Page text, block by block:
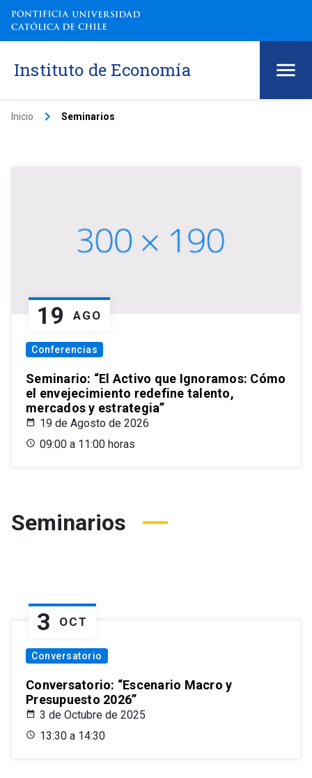
Instituto de Economía
Inicio keyboard_arrow_right Seminarios
19 AGO
Conferencias
Seminario: “El Activo que Ignoramos: Cómo
el envejecimiento redefine talento,
mercados y estrategia”
19 de Agosto de 2026
09:00 a 11:00 horas
Seminarios
3 OCT
Conversatorio
Conversatorio: “Escenario Macro y
Presupuesto 2026”
3 de Octubre de 2025
13:30 a 14:30